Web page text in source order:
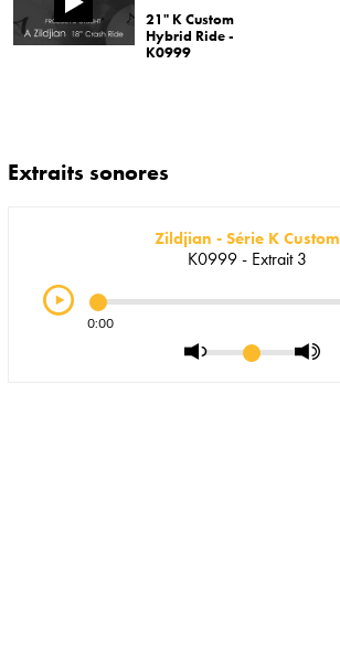
21" K Custom
Hybrid Ride -
K0999
Extraits sonores
Zildjian - Série K Custom
K0999 - Extrait 3
0:00